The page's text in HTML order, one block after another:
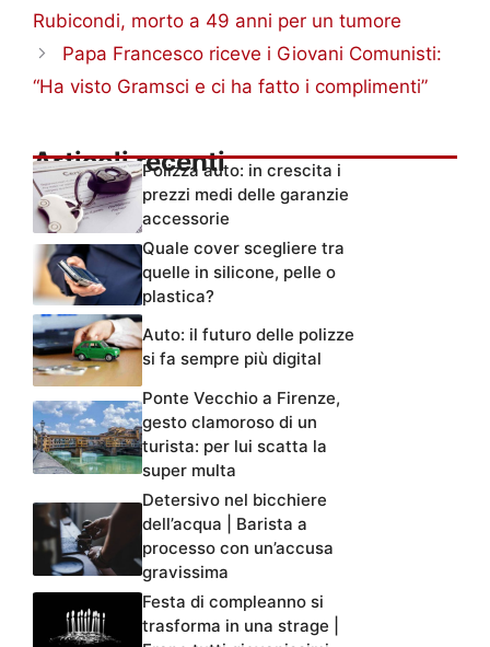
Rubicondi, morto a 49 anni per un tumore
Papa Francesco riceve i Giovani Comunisti:
“Ha visto Gramsci e ci ha fatto i complimenti”
Articoli recentiPolizza auto: in crescita i
prezzi medi delle garanzie
accessorie
Quale cover scegliere tra
quelle in silicone, pelle o
plastica?
Auto: il futuro delle polizze
si fa sempre più digital
Ponte Vecchio a Firenze,
gesto clamoroso di un
turista: per lui scatta la
super multa
Detersivo nel bicchiere
dell’acqua | Barista a
processo con un’accusa
gravissima
Festa di compleanno si
trasforma in una strage |